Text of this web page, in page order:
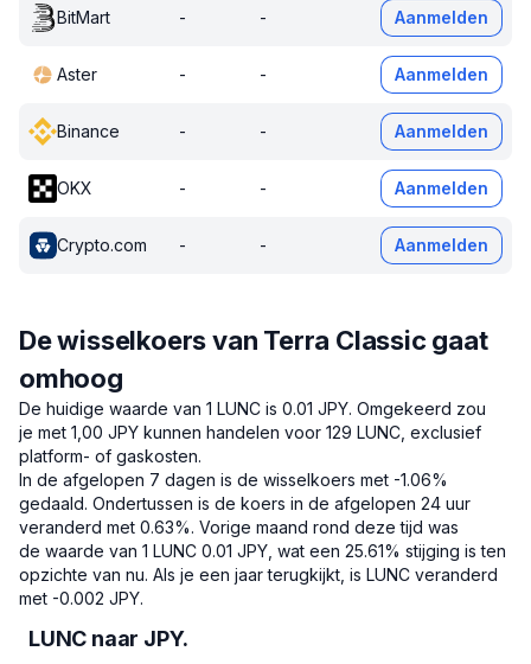
BitMart - - Aanmelden
Aster - - Aanmelden
Binance - - Aanmelden
OKX - - Aanmelden
Crypto.com - - Aanmelden
De wisselkoers van Terra Classic gaat
omhoog
De huidige waarde van 1 LUNC is 0.01 JPY. Omgekeerd zou
je met 1,00 JPY kunnen handelen voor 129 LUNC, exclusief
platform- of gaskosten.
In de afgelopen 7 dagen is de wisselkoers met -1.06%
gedaald. Ondertussen is de koers in de afgelopen 24 uur
veranderd met 0.63%. Vorige maand rond deze tijd was
de waarde van 1 LUNC 0.01 JPY, wat een 25.61% stijging is ten
opzichte van nu. Als je een jaar terugkijkt, is LUNC veranderd
met -0.002 JPY.
LUNC naar JPY.